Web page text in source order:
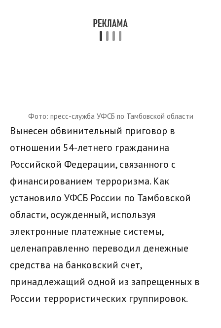
Фото: пресс-служба УФСБ по Тамбовской области
Вынесен обвинительный приговор в
отношении 54-летнего гражданина
Российской Федерации, связанного с
финансированием терроризма. Как
установило УФСБ России по Тамбовской
области, осужденный, используя
электронные платежные системы,
целенаправленно переводил денежные
средства на банковский счет,
принадлежащий одной из запрещенных в
России террористических группировок.